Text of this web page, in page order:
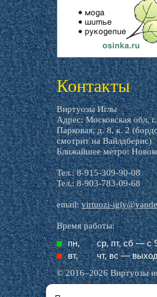
livemaster.ru
Контакты
Виртуозы Иглы
Адрес: Московская обл,
Парковая, д. 8, к. 2
смотрит на Вайлдберис)
Ближайшее метро:
Тел.: 8-915-309-90-08
Тел.: 8-903-783-09-68
email:virtuozi-
Время работы:
пн,
ср, пт, cб — с
вт,
чт, вс —
© 2016–2026 Виртуозы